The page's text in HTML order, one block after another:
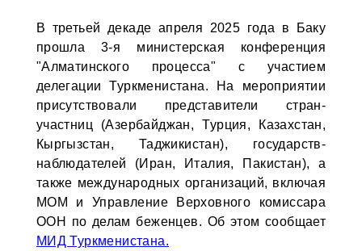
В третьей декаде апреля 2025 года в Баку
прошла 3-я министерская конференция
"Алматинского процесса" с участием
делегации Туркменистана. На мероприятии
присутствовали представители стран-
участниц (Азербайджан, Турция, Казахстан,
Кыргызстан, Таджикистан), государств-
наблюдателей (Иран, Италия, Пакистан), а
также международных организаций, включая
МОМ и Управление Верховного комиссара
ООН по делам беженцев. Об этом сообщает
МИД Туркменистана.